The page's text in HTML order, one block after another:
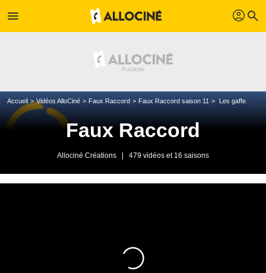
menu profil search
Accueil Vidéos AlloCiné Faux Raccord Faux Raccord saison 11 Les gaffes et erreurs des spin-off Star Wars : Solo, Clone Wars et les Ewoks
Faux Raccord
Allociné Créations 479 vidéos et 16 saisons